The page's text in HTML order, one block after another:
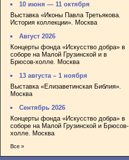
10 июня — 11 октября
Выставка «Иконы Павла Третьякова.
История коллекции». Москва
Август 2026
Концерты фонда «Искусство добра» в
соборе на Малой Грузинской и в
Брюсов-холле. Москва
13 августа – 1 ноября
Выставка «Елизаветинская Библия».
Москва
Сентябрь 2026
Концерты фонда «Искусство добра» в
соборе на Малой Грузинской и Брюсов-
холле. Москва
Все »